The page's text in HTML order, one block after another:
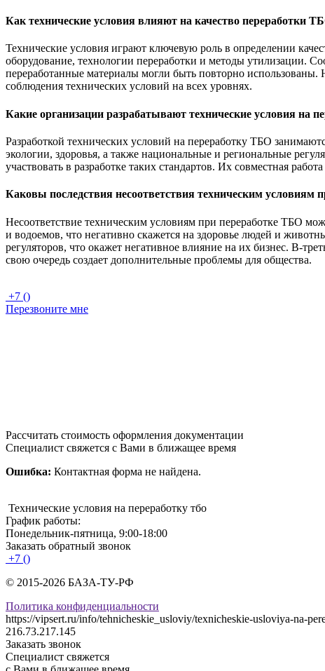
Как технические условия влияют на качество переработки
Технические условия играют ключевую роль в определении
оборудование, технологии переработки и методы утилизации.
переработанные материалы могли быть повторно использованы.
соблюдения технических условий на всех уровнях.
Какие организации разрабатывают технические условия на
Разработкой технических условий на переработку ТБО
экологии, здоровья, а также национальные и региональные
участвовать в разработке таких стандартов. Их совместная
Каковы последствия несоответствия техническим условиям
Несоответствие техническим условиям при переработке ТБО
и водоемов, что негативно скажется на здоровье людей и
регуляторов, что окажет негативное влияние на их бизнес. В-
свою очередь создает дополнительные проблемы для общества.
+7 ()
Перезвоните мне
Рассчитать стоимость оформления документации
Специалист свяжется с Вами в ближащее время
Ошибка: Контактная форма не найдена.
Технические условия на переработку тбо
График работы:
Понедельник-пятница, 9:00-18:00
Заказать обратный звонок
+7 ()
© 2015-2026 БАЗА-ТУ-РФ
Политика конфиденциальности
https://vipsert.ru/info/tehnicheskie_usloviy/texnicheskie-usloviya-na-
216.73.217.145
Заказать звонок
Специалист свяжется